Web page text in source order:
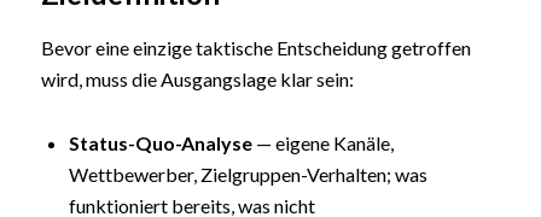
Bevor eine einzige taktische Entscheidung getroffen
wird, muss die Ausgangslage klar sein:
Status-Quo-Analyse— eigene Kanäle,
Wettbewerber, Zielgruppen-Verhalten; was
funktioniert bereits, was nicht